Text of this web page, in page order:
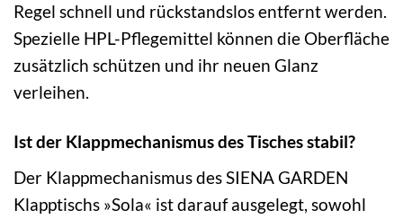
Regel schnell und rückstandslos entfernt werden.
Spezielle HPL-Pflegemittel können die Oberfläche
zusätzlich schützen und ihr neuen Glanz
verleihen.
Ist der Klappmechanismus des Tisches stabil?
Der Klappmechanismus des SIENA GARDEN
Klapptischs »Sola« ist darauf ausgelegt, sowohl